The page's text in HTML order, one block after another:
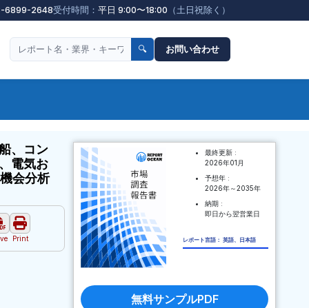
6899-2648受付時間： 平日 9:00〜18:00 （土日祝除く）
🔍 お問い合わせ
、コン
電気お
会分析
Print
最終更新 :
2026年01月
予想年 :
2026年～2035年
納期 :
即日から翌営業日
レポート言語： 英語、日本語
無料サンプルPDF